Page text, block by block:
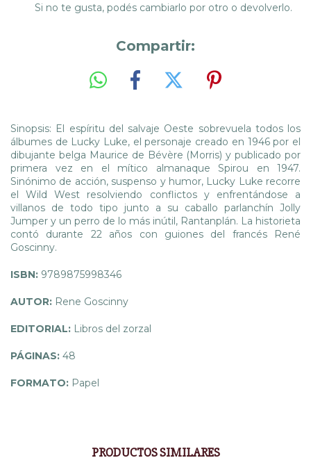
Si no te gusta, podés cambiarlo por otro o devolverlo.
Compartir:
Sinopsis: El espíritu del salvaje Oeste sobrevuela todos los
álbumes de Lucky Luke, el personaje creado en 1946 por el
dibujante belga Maurice de Bévère (Morris) y publicado por
primera vez en el mítico almanaque Spirou en 1947.
Sinónimo de acción, suspenso y humor, Lucky Luke recorre
el Wild West resolviendo conflictos y enfrentándose a
villanos de todo tipo junto a su caballo parlanchín Jolly
Jumper y un perro de lo más inútil, Rantanplán. La historieta
contó durante 22 años con guiones del francés René
Goscinny.
ISBN: 9789875998346
AUTOR: Rene Goscinny
EDITORIAL: Libros del zorzal
PÁGINAS: 48
FORMATO: Papel
PRODUCTOS SIMILARES